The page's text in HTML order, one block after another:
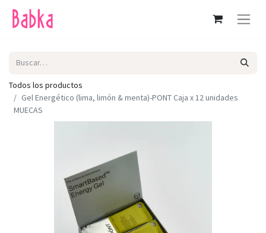
Todos los productos
Gel Energético (lima, limón & menta)-PONT Caja x 12 unidades
MUECAS